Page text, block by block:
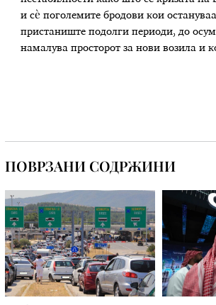
и сè поголемите бродови кои
пристаниште подолги периоди, до
намалува просторот за нови возила и
ПОВРЗАНИ СОДРЖИНИ